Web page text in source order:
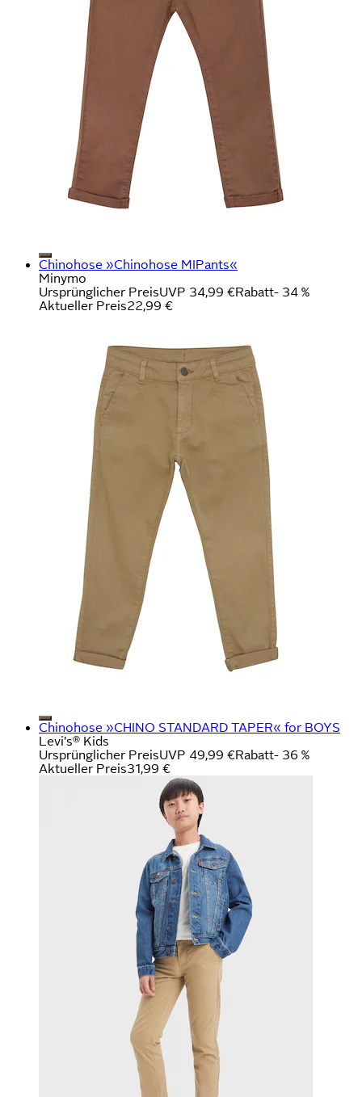
Chinohose »Chinohose MIPants«
Minymo
Ursprünglicher PreisUVP 34,99 €Rabatt- 34 %
Aktueller Preis22,99 €
Chinohose »CHINO STANDARD TAPER« for BOYS
Levi's® Kids
Ursprünglicher PreisUVP 49,99 €Rabatt- 36 %
Aktueller Preis31,99 €